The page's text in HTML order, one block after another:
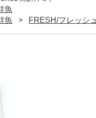
魚
魚
FRESH/フレッシュ